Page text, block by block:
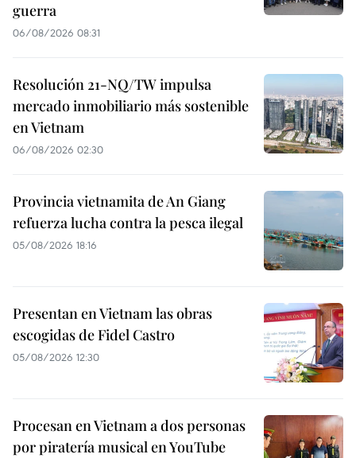
guerra
06/08/2026 08:31
Resolución 21-NQ/TW impulsa
mercado inmobiliario más sostenible
en Vietnam
06/08/2026 02:30
Provincia vietnamita de An Giang
refuerza lucha contra la pesca ilegal
05/08/2026 18:16
Presentan en Vietnam las obras
escogidas de Fidel Castro
05/08/2026 12:30
Procesan en Vietnam a dos personas
por piratería musical en YouTube